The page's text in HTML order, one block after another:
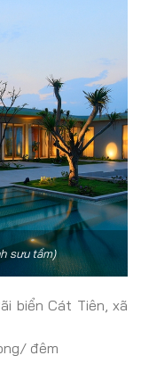
sưu tầm)
biển Cát Tiên, xã
đêm